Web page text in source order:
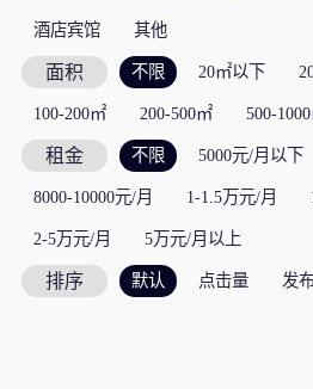
酒店宾馆 其他
面积 不限 20㎡以下
100-200㎡ 200-500㎡ 500-
租金 不限 5000元/月以下
8000-10000元/月 1-1.5万元/月
2-5万元/月 5万元/月以上
排序 默认 点击量 发